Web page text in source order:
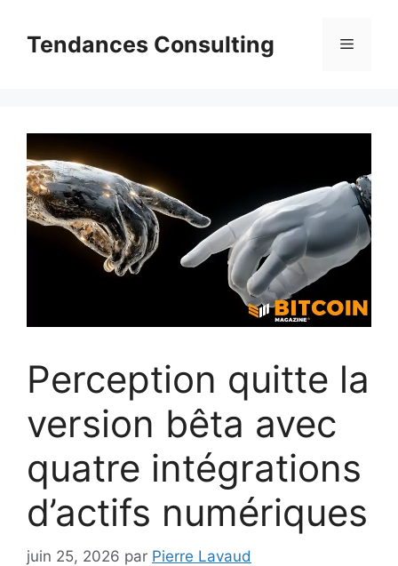
contenuTendances Consulting Menu
Perception quitte la
version bêta avec
quatre intégrations
d’actifs numériques
juin 25, 2026 par Pierre Lavaud